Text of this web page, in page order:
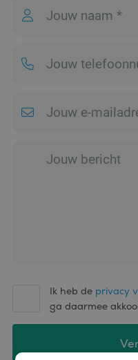
Ik heb de privacy
ga daarmee